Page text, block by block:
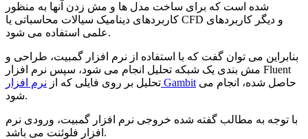
شده است که برای ساخت مدل ها و مش زدن آنها به منظور
کاربردهای دینامیک سیالات محاسباتی یا CFD و دیگر کاربردهای
علمی استفاده می شود.
بنابراین می توان گفت که با استفاده از نرم افزار گمبیت، طراحی و
مش بندی یک شبکه تحلیل انجام می شود، سپس نرم افزار Fluent
تحلیل بر روی فایلی که از نرم افزار Gambit
شود.
با توجه به مطالب گفته شده خروجی نرم افزار گمبیت، ورودی نرم
افزار فلوئنت می باشد.